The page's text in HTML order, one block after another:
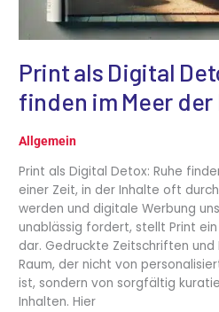
Print als Digital
finden im Meer der
Allgemein
Print als Digital Detox: Ruhe
einer Zeit, in der Inhalte oft
werden und digitale Werbung
unablässig fordert, stellt Print
dar. Gedruckte Zeitschriften
Raum, der nicht von
ist, sondern von sorgfältig
Inhalten. Hier